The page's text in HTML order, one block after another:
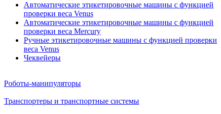
Автоматические этикетировочные машины с функцией
проверки веса Venus
Автоматические этикетировочные машины с функцией
проверки веса Mercury
Ручные этикетировочные машины с функцией проверки
веса Venus
Чеквейеры
Роботы-манипуляторы
Транспортеры и транспортные системы